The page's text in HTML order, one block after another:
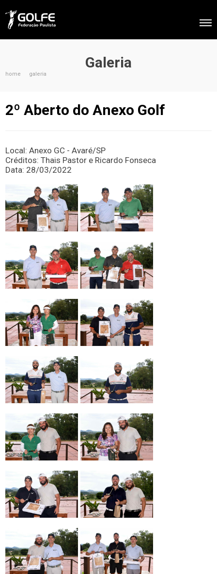
Galeria
home galeria
2º Aberto do Anexo Golf
Local: Anexo GC - Avaré/SP
Créditos: Thais Pastor e Ricardo Fonseca
Data: 28/03/2022